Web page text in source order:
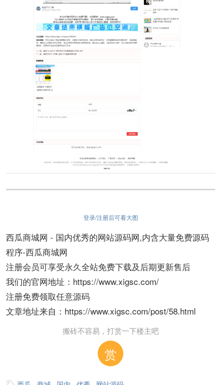
登录/注册后可看大图
西瓜商城网 - 国内优秀的网站源码网,内含大量免费源码
程序-西瓜商城网
注册会员可享受永久全站免费下载及后期更新售后
我们的官网地址：https://www.xigsc.com/
注册免费领取任意源码
文章地址来自：https://www.xigsc.com/post/58.html
搬砖不容易，打赏一下楼主吧
赏